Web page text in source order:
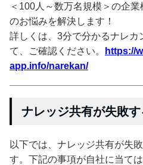
＜100人～数万名規模＞の企
のお悩みを解決します！
詳しくは、3分で分かるナレカ
て、ご確認ください。
https://
app.info/narekan/
ナレッジ共有が失敗
以下では、ナレッジ共有が失
す。下記の事項が自社に当て